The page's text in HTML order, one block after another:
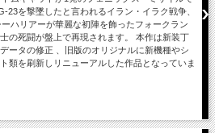
23を撃墜したと言われるイラン・イラク戦争、
ーハリアーが華麗な初陣を飾ったフォークラン
の死闘が盤上で再現されます。 本作は新装丁
ータの修正 、旧版のオリジナルに新機種やシ
類を刷新しリニューアルした作品となっていま